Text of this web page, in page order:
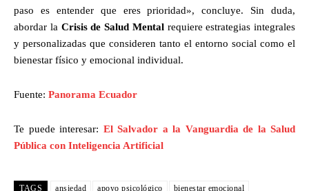
paso es entender que eres prioridad», concluye. Sin duda,
abordar la Crisis de Salud Mentalrequiere estrategias integrales
y personalizadas que consideren tanto el entorno social como el
bienestar físico y emocional individual.
Fuente: Panorama Ecuador
Te puede interesar: El Salvador a la Vanguardia de la Salud
Pública con Inteligencia Artificial
TAGS ansiedad apoyo psicológico bienestar emocional